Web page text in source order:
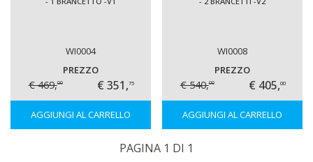
WI0004
PREZZO
€ 469,00 € 351,75
AGGIUNGI AL CARRELLO
WI0008
PREZZO
€ 540,00 € 405,00
AGGIUNGI AL CARRELLO
PAGINA 1 DI 1